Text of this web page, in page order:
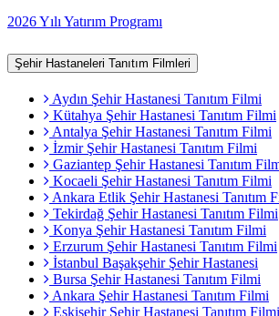
2026 Yılı Yatırım Programı
Şehir Hastaneleri Tanıtım Filmleri
Aydın Şehir Hastanesi Tanıtım Filmi
Kütahya Şehir Hastanesi Tanıtım Filmi
Antalya Şehir Hastanesi Tanıtım Filmi
İzmir Şehir Hastanesi Tanıtım Filmi
Gaziantep Şehir Hastanesi Tanıtım
Kocaeli Şehir Hastanesi Tanıtım Filmi
Ankara Etlik Şehir Hastanesi Tanıtım
Tekirdağ Şehir Hastanesi Tanıtım Filmi
Konya Şehir Hastanesi Tanıtım Filmi
Erzurum Şehir Hastanesi Tanıtım Filmi
İstanbul Başakşehir Şehir Hastanesi
Bursa Şehir Hastanesi Tanıtım Filmi
Ankara Şehir Hastanesi Tanıtım Filmi
Eskişehir Şehir Hastanesi Tanıtım Filmi